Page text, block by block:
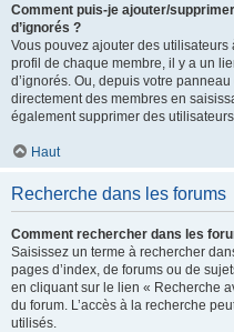
Comment puis-je ajouter/
d’ignorés ?
Vous pouvez ajouter des
profil de chaque membre, il y a un
d’ignorés. Ou, depuis votre
directement des membres en
également supprimer des
Haut
Recherche dans les forums
Comment rechercher dans les
Saisissez un terme à rechercher
pages d’index, de forums ou de
en cliquant sur le lien « Recherche
du forum. L’accès à la recherche
utilisés.